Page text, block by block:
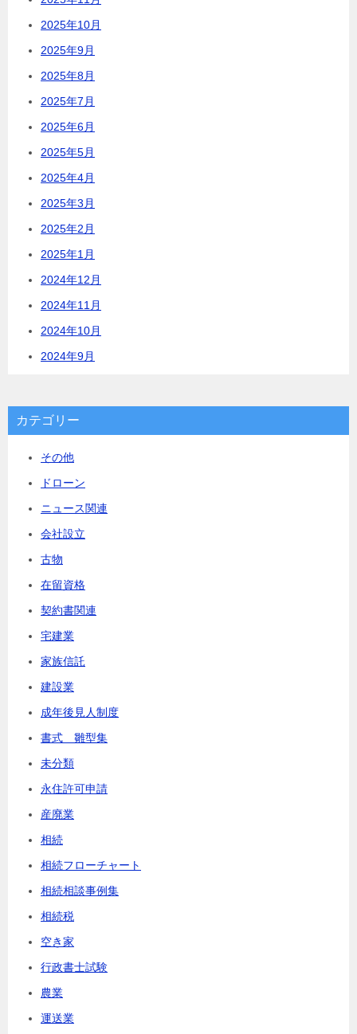
2025年10月
2025年9月
2025年8月
2025年7月
2025年6月
2025年5月
2025年4月
2025年3月
2025年2月
2025年1月
2024年12月
2024年11月
2024年10月
2024年9月
カテゴリー
その他
ドローン
ニュース関連
会社設立
古物
在留資格
契約書関連
宅建業
家族信託
建設業
成年後見人制度
書式 雛型集
未分類
永住許可申請
産廃業
相続
相続フローチャート
相続相談事例集
相続税
空き家
行政書士試験
農業
運送業